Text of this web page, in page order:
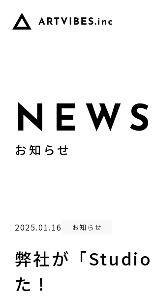
NEWS
お知らせ
2025.01.16 お知らせ
弊社が「
た！